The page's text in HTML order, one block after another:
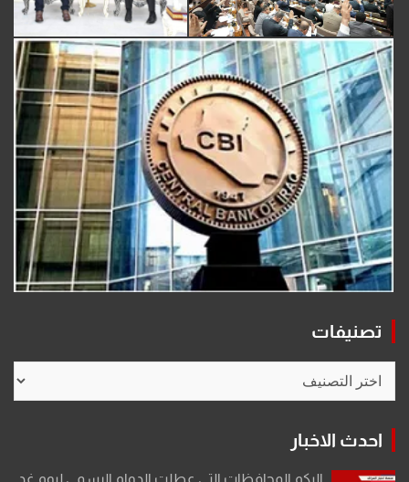
تصنيفات
احدث الاخبار
إليكم المحافظات التي عطلت الدوام الرسمي ليوم غد